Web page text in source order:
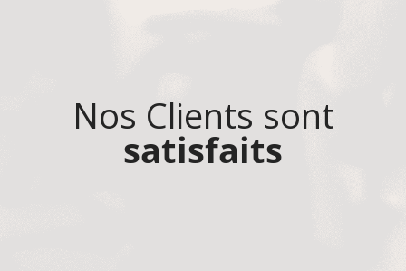
Nos Clients sont
satisfaits